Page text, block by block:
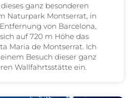
ganz besonderen
Naturpark Montserrat, in
von Barcelona,
auf 720 m Höhe das
Maria de Montserrat. Ich
Besuch dieser ganz
Wallfahrtsstätte ein.